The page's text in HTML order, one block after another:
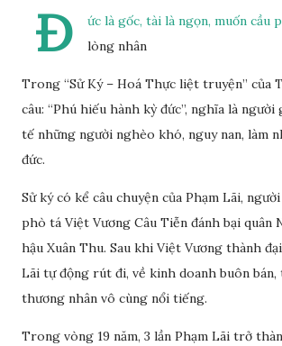
Đ
ức là gốc, tài là ngọn, muốn cầu
lòng nhân
Trong “Sử Ký – Hoá Thực liệt truyện” của
câu: “Phú hiếu hành kỳ đức”, nghĩa là
tế những người nghèo khó, nguy nan, làm
đức.
Sử ký có kể câu chuyện của Phạm Lãi,
phò tá Việt Vương Câu Tiễn đánh bại quân
hậu Xuân Thu. Sau khi Việt Vương thành
Lãi tự động rút đi, về kinh doanh buôn
thương nhân vô cùng nổi tiếng.
Trong vòng 19 năm, 3 lần Phạm Lãi trở